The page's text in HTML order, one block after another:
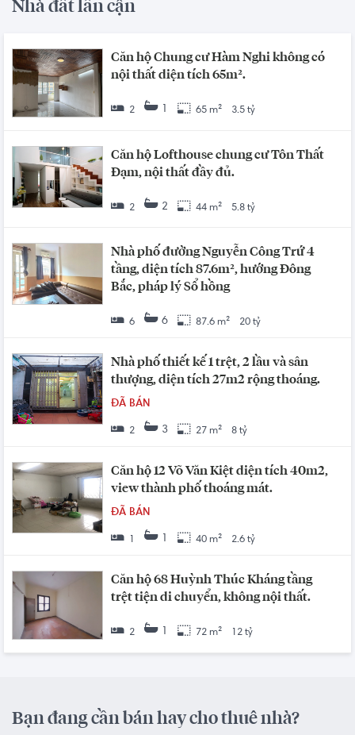
Nhà đất lân cận
Căn hộ Chung cư Hàm Nghi không có
nội thất diện tích 65m².
2 1 65 m² 3.5 tỷ
Căn hộ Lofthouse chung cư Tôn Thất
Đạm, nội thất đầy đủ.
2 2 44 m² 5.8 tỷ
Nhà phố đường Nguyễn Công Trứ 4
tầng, diện tích 87.6m², hướng Đông
Bắc, pháp lý Sổ hồng
6 6 87.6 m² 20 tỷ
Nhà phố thiết kế 1 trệt, 2 lầu và sân
thượng, diện tích 27m2 rộng thoáng.
ĐÃ BÁN
2 3 27 m² 8 tỷ
Căn hộ 12 Võ Văn Kiệt diện tích 40m2,
view thành phố thoáng mát.
ĐÃ BÁN
1 40 m² 2.6 tỷ
Căn hộ 68 Huỳnh Thúc Kháng tầng
trệt tiện di chuyển, không nội thất.
2 1 72 m² 12 tỷ
Bạn đang cần bán hay cho thuê nhà?